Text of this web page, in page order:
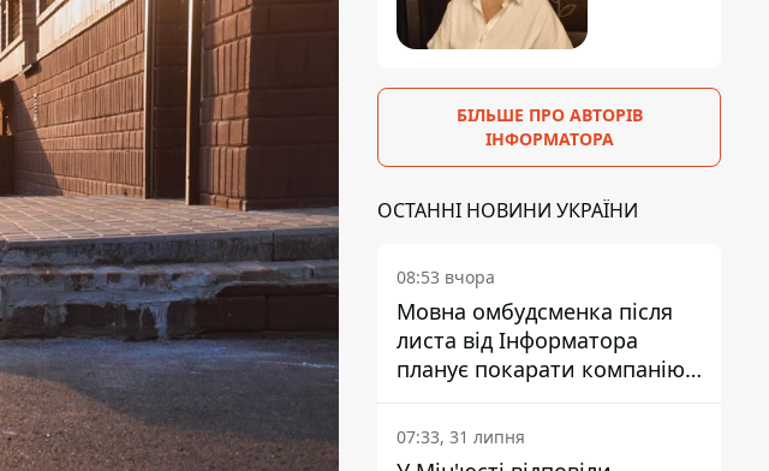
БІЛЬШЕ ПРО АВТОРІВ
ІНФОРМАТОРА
ОСТАННІ НОВИНИ УКРАЇНИ
08:53 вчора
Мовна омбудсменка після
листа від Інформатора
планує покарати компанію-
підрядника ПриватБанку
07:33, 31 липня